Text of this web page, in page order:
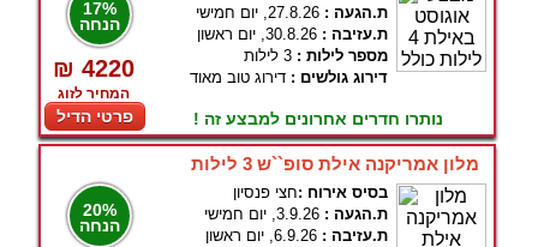
17%
הנחה
₪ 4220
המחיר לזוג
פרטי הדיל
ת.הגעה : 27.8.26, יום חמישי
ת.עזיבה : 30.8.26, יום ראשון
מספר לילות : 3 לילות
דירוג גולשים : דירוג טוב מאוד
נותרו חדרים אחרונים למבצע זה !
מלון אמריקנה אילת סופ``ש 3 לילות
20%
הנחה
בסיס אירוח :חצי פנסיון
ת.הגעה : 3.9.26, יום חמישי
ת.עזיבה : 6.9.26, יום ראשון